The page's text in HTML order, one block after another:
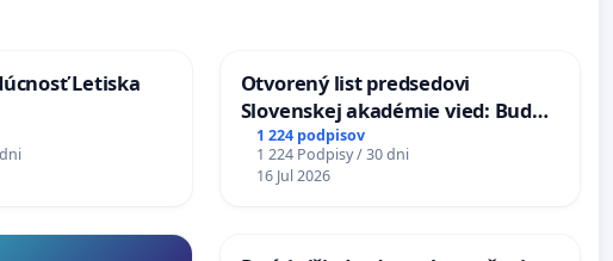
Letiska
Otvorený list predsedovi
Slovenskej akadémie vied: Bude
mať Vízia Slovenska 2040 mravnú
chrbticu?
1 224 podpisov
1 224 Podpisy / 30 dni
16 Jul 2026